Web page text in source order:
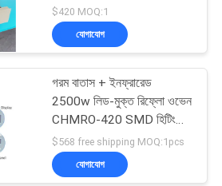
মেশিন
পিসিবি সোল্ডারিং T962A +
$420 MOQ:1
যোগাযোগ
গরম বাতাস + ইনফ্রারেড
2500w লিড-মুক্ত রিফ্লো ওভেন
CHMRO-420 SMD হিটিং
স্টেশন
$568 free shipping MOQ:1pcs
যোগাযোগ